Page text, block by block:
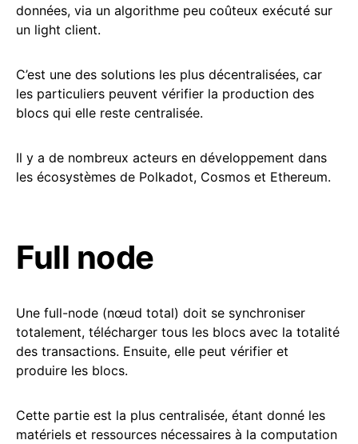
données, via un algorithme peu coûteux exécuté sur
un light client.
C’est une des solutions les plus décentralisées, car
les particuliers peuvent vérifier la production des
blocs qui elle reste centralisée.
Il y a de nombreux acteurs en développement dans
les écosystèmes de Polkadot, Cosmos et Ethereum.
Full node
Une full-node (nœud total) doit se synchroniser
totalement, télécharger tous les blocs avec la totalité
des transactions. Ensuite, elle peut vérifier et
produire les blocs.
Cette partie est la plus centralisée, étant donné les
matériels et ressources nécessaires à la computation